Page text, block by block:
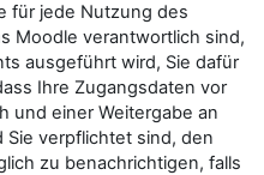
für jede Nutzung des
Moodle verantwortlich sind,
ausgeführt wird, Sie dafür
Ihre Zugangsdaten vor
und einer Weitergabe an
verpflichtet sind, den
zu benachrichtigen, falls